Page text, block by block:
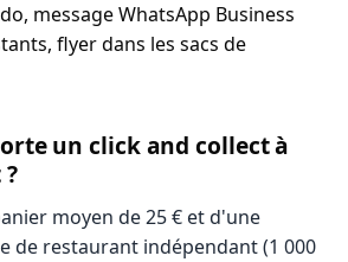
message WhatsApp Business
flyer dans les sacs de
un click and collect à
moyen de 25 € et d'une
de restaurant indépendant (1 000